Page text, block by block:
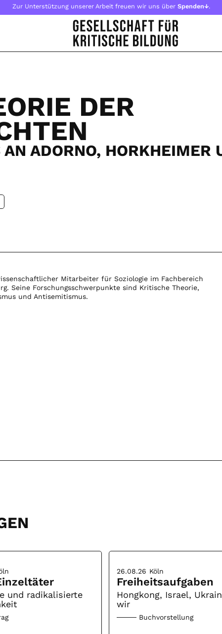
Zur Unterstützung unserer Arbeit freuen wir uns über Spenden↓.
DER
ADORNO, HORKHEIMER
Mitarbeiter für Soziologie im Fachbereich
Seine Forschungsschwerpunkte sind Kritische Theorie,
und Antisemitismus.
und radikalisierte
26.08.26 Köln
Freiheitsaufgaben
Hongkong, Israel,
wir
Buchvorstellung